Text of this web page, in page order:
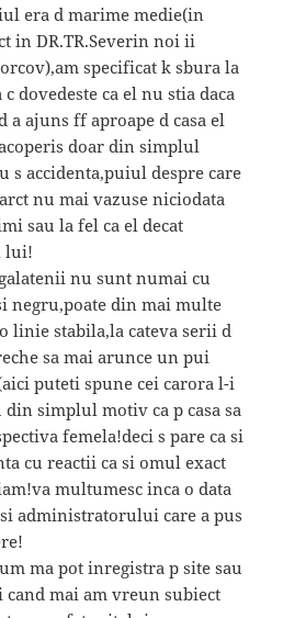
era d marime medie(in
in DR.TR.Severin noi ii
specificat k sbura la
dovedeste ca el nu stia daca
a ajuns ff aproape d casa el
doar din simplul
s accidenta,puiul despre care
nu mai vazuse niciodata
sau la fel ca el decat
lui!
nu sunt numai cu
negru,poate din mai multe
linie stabila,la cateva serii d
sa mai arunce un pui
puteti spune cei carora l-i
simplul motiv ca p casa sa
femela!deci s pare ca si
cu reactii ca si omul exact
multumesc inca o data
administratorului care a pus
ma pot inregistra p site sau
cand mai am vreun subiect